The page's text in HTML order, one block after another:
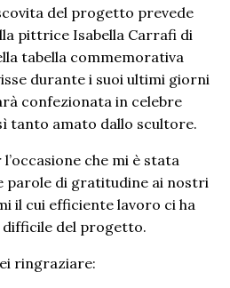
del progetto prevede
pittrice Isabella Carrafi di
tabella commemorativa
durante i suoi ultimi giorni
confezionata in celebre
tanto amato dallo scultore.
che mi è stata
parole di gratitudine ai nostri
il cui efficiente lavoro ci ha
del progetto.
ringraziare: